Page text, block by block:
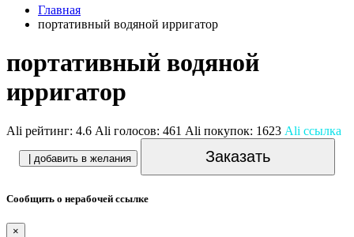
Главная
портативный водяной ирригатор
портативный водяной
ирригатор
Ali рейтинг: 4.6 Ali голосов: 461 Ali покупок: 1623 Ali ссылка
| добавить в желания Заказать
Сообщить о нерабочей ссылке
×